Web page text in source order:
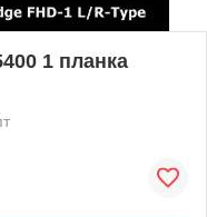
1 планка